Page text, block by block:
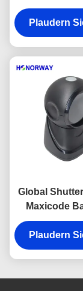
2D QR
Plaudern
Global
Maxicode
Scanner
Einzelhandel
Lager
Plaudern